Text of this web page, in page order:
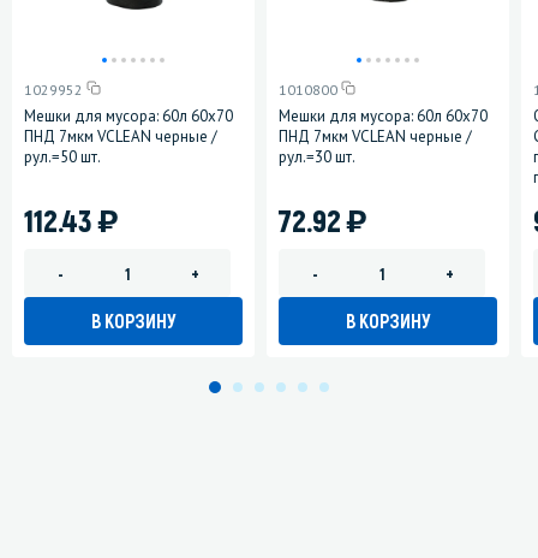
1029952
Мешки для мусора: 60л 60х70
ПНД 7мкм VCLEAN черные /
рул.=50 шт.
112.43)
- +
В КОРЗИНУ
1010800
Мешки для мусора: 60л 60х70
ПНД 7мкм VCLEAN черные /
рул.=30 шт.
72.92)
- +
В КОРЗИНУ